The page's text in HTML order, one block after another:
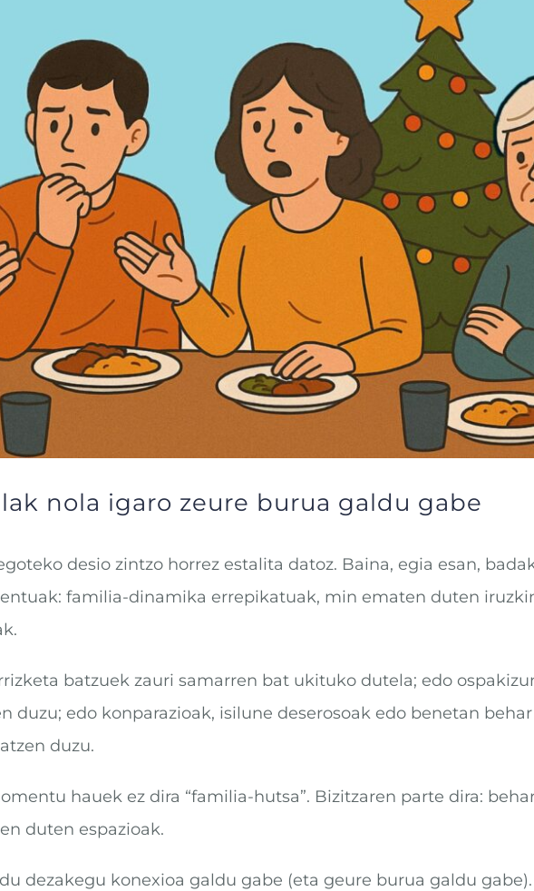
nola igaro zeure burua galdu gabe
desio zintzo horrez estalita datoz. Baina, egia esan,
familia-dinamika errepikatuak, min ematen duten
batzuek zauri samarren bat ukituko dutela; edo
duzu; edo konparazioak, isilune deserosoak edo benetan
duzu.
hauek ez dira “familia-hutsa”. Bizitzaren parte dira:
duten espazioak.
dezakegu konexioa galdu gabe (eta geure burua galdu gabe).